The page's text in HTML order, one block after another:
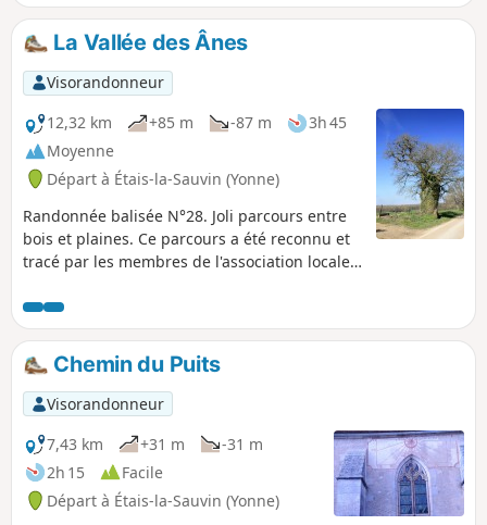
d'extraction de pierres calcaires, elles ont
servi à construire les maisons, les ponts de
la région. Magnifiques panoramas de part et
d'autre de cette voie qui reliait en son temps
Auxerre à Nevers avec principal carrefour,
Entrains-sur-Nohain.
La Vallée des Ânes
Visorandonneur
12,32 km
+85 m -87 m
3h 45
Moyenne
Départ à Étais-la-Sauvin (Yonne)
Randonnée balisée N°28. Joli parcours entre
bois et plaines. Ce parcours a été reconnu et
tracé par les membres de l'association locale
avec des plaquettes Jaunes, écritures Noires
et fléchage Jaune sur fond Rouge. Il peut être
parcouru à cheval ou VTT.
Chemin du Puits
Visorandonneur
7,43 km
+31 m
-31 m
2h 15
Facile
Départ à Étais-la-Sauvin (Yonne)